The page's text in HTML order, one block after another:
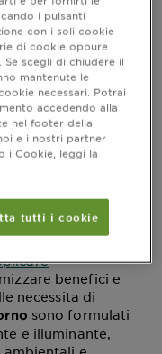
Ma sapevi che
giornoe siero
a cosa servono,
propria routine
una pelle
notte: le
alle esigenze
benefici e
necessita di
sono formulati
e illuminante,
i pulsanti
con i soli cookie
di cookie oppure
scegli di chiudere il
mantenute le
necessari. Potrai
accedendo alla
nel footer della
e i nostri partner
i Cookie, leggi la
tutti i cookie